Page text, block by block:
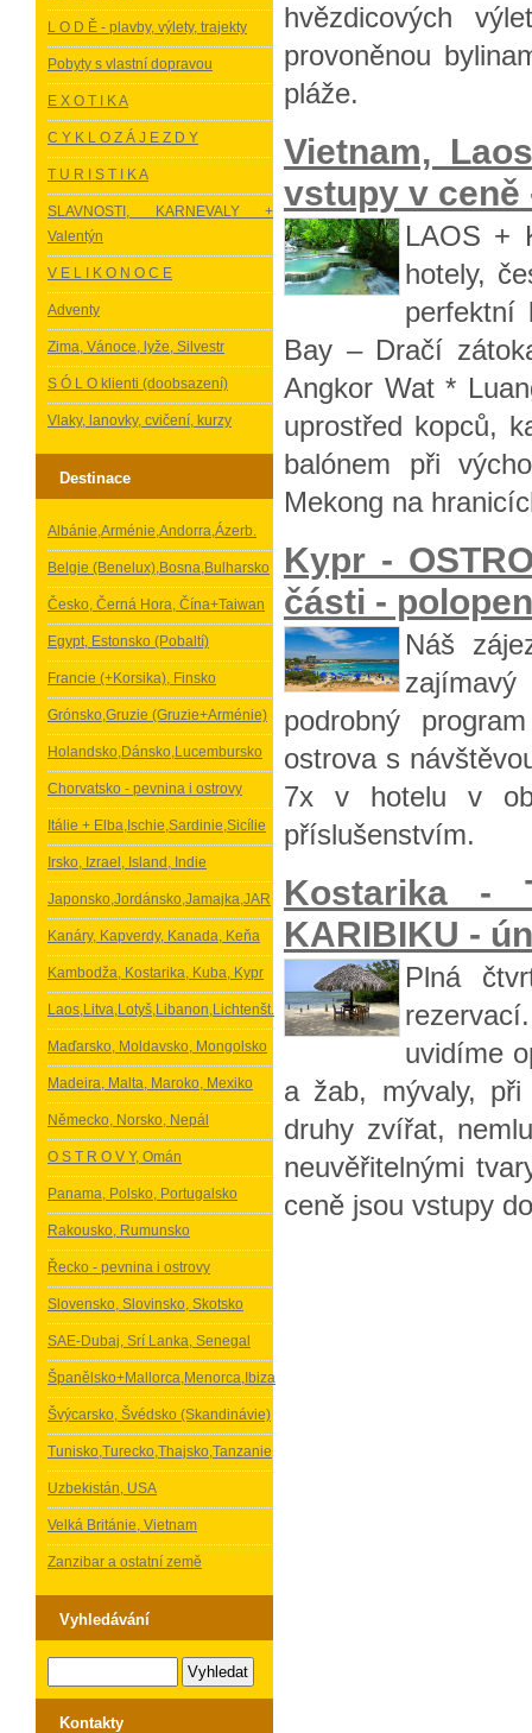
L O D Ě - plavby, výlety, trajekty
Pobyty s vlastní dopravou
E X O T I K A
C Y K L O Z Á J E Z D Y
T U R I S T I K A
SLAVNOSTI, KARNEVALY +
Valentýn
V E L I K O N O C E
Adventy
Zima, Vánoce, lyže, Silvestr
S Ó L O klienti (doobsazení)
Vlaky, lanovky, cvičení, kurzy
Destinace
Albánie,Arménie,Andorra,Ázerb.
Belgie (Benelux),Bosna,Bulharsko
Česko, Černá Hora, Čína+Taiwan
Egypt, Estonsko (Pobaltí)
Francie (+Korsika), Finsko
Grónsko,Gruzie (Gruzie+Arménie)
Holandsko,Dánsko,Lucembursko
Chorvatsko - pevnina i ostrovy
Itálie + Elba,Ischie,Sardinie,Sicílie
Irsko, Izrael, Island, Indie
Japonsko,Jordánsko,Jamajka,JAR
Kanáry, Kapverdy, Kanada, Keňa
Kambodža, Kostarika, Kuba, Kypr
Laos,Litva,Lotyš,Libanon,Lichtenšt.
Maďarsko, Moldavsko, Mongolsko
Madeira, Malta, Maroko, Mexiko
Německo, Norsko, Nepál
O S T R O V Y, Omán
Panama, Polsko, Portugalsko
Rakousko, Rumunsko
Řecko - pevnina i ostrovy
Slovensko, Slovinsko, Skotsko
SAE-Dubaj, Srí Lanka, Senegal
Španělsko+Mallorca,Menorca,Ibiza
Švýcarsko, Švédsko (Skandinávie)
Tunisko,Turecko,Thajsko,Tanzanie
Uzbekistán, USA
Velká Británie, Vietnam
Zanzibar a ostatní země
Vyhledávání
Kontakty
hvězdicových
provoněnou
pláže.
Vietnam,
vstupy v ceně
LAOS +
hotely,
perfektní
Bay – Dračí
Angkor Wat *
uprostřed kopců,
balónem při
Mekong na
Kypr -
části -
Náš
podrobný
ostrova s
7x v hotelu v
příslušenstvím.
Kostarika -
KARIBIKU -
Plná
uvidíme
a žab, mývaly,
druhy zvířat,
neuvěřitelnými
ceně jsou vstupy